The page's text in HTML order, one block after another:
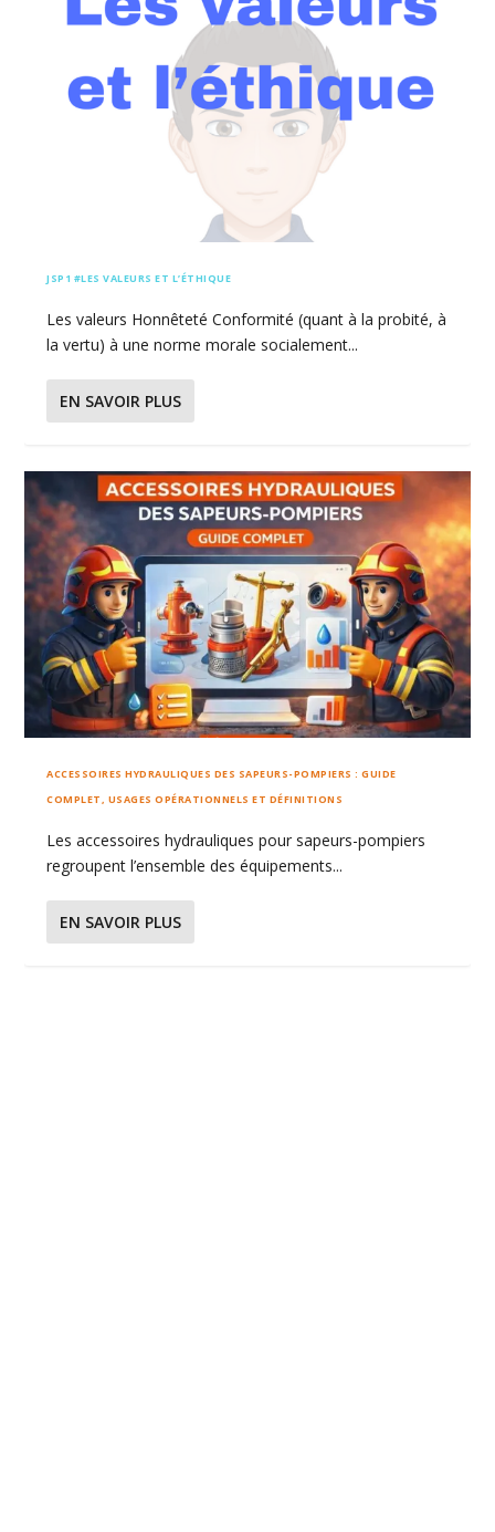
JSP1 #LES VALEURS ET L’ÉTHIQUE
Les valeurs Honnêteté Conformité (quant à la probité, à
la vertu) à une norme morale socialement...
EN SAVOIR PLUS
ACCESSOIRES HYDRAULIQUES DES SAPEURS-POMPIERS : GUIDE
COMPLET, USAGES OPÉRATIONNELS ET DÉFINITIONS
Les accessoires hydrauliques pour sapeurs-pompiers
regroupent l’ensemble des équipements...
EN SAVOIR PLUS